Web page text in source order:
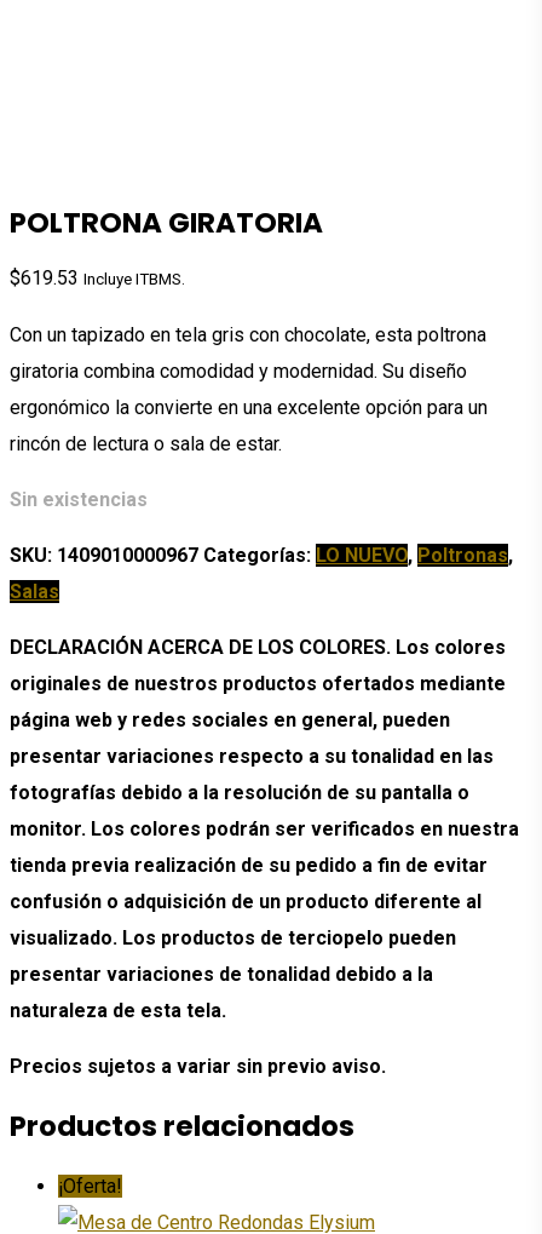
POLTRONA GIRATORIA
$619.53 Incluye ITBMS.
Con un tapizado en tela gris con chocolate, esta poltrona
giratoria combina comodidad y modernidad. Su diseño
ergonómico la convierte en una excelente opción para un
rincón de lectura o sala de estar.
Sin existencias
SKU: 1409010000967 Categorías: LO NUEVO, Poltronas,
Salas
DECLARACIÓN ACERCA DE LOS COLORES. Los colores
originales de nuestros productos ofertados mediante
página web y redes sociales en general, pueden
presentar variaciones respecto a su tonalidad en las
fotografías debido a la resolución de su pantalla o
monitor. Los colores podrán ser verificados en nuestra
tienda previa realización de su pedido a fin de evitar
confusión o adquisición de un producto diferente al
visualizado. Los productos de terciopelo pueden
presentar variaciones de tonalidad debido a la
naturaleza de esta tela.
Precios sujetos a variar sin previo aviso.
Productos relacionados
¡Oferta!